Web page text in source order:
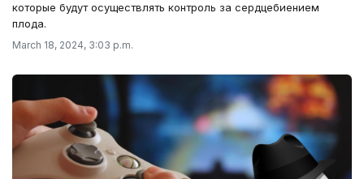
которые будут осуществлять контроль за сердцебиением
плода.
March 18, 2024, 3:03 p.m.